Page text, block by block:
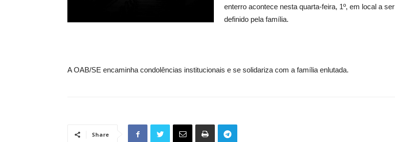
enterro acontece nesta quarta-feira, 1º, em local a ser
definido pela família.
A OAB/SE encaminha condolências institucionais e se solidariza com a família enlutada.
Share